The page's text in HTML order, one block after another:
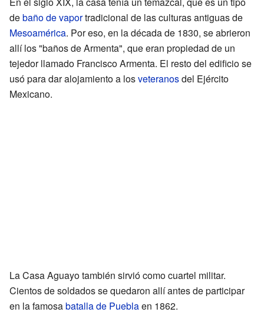
debaño de vaportradicional de las culturas antiguas de
Mesoamérica. Por eso, en la década de 1830, se abrieron
allí los "baños de Armenta", que eran propiedad de un
tejedor llamado Francisco Armenta. El resto del edificio se
usó para dar alojamiento a losveteranosdel Ejército
Mexicano.
La Casa Aguayo también sirvió como cuartel militar.
Cientos de soldados se quedaron allí antes de participar
en la famosabatalla de Pueblaen 1862.